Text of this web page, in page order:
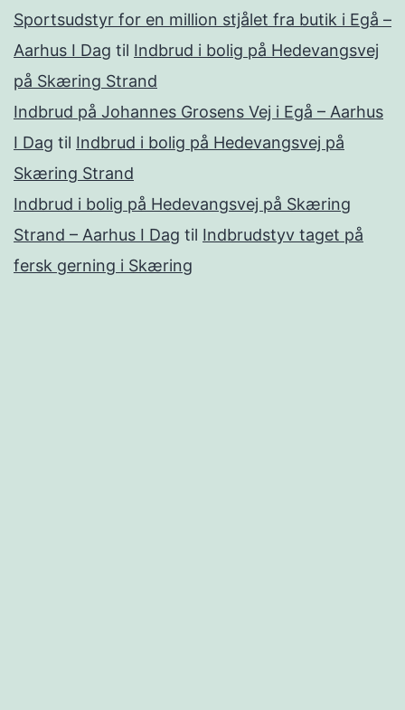
Sportsudstyr for en million stjålet fra butik i Egå –
Aarhus I Dag til Indbrud i bolig på Hedevangsvej
på Skæring Strand
Indbrud på Johannes Grosens Vej i Egå – Aarhus
I Dag til Indbrud i bolig på Hedevangsvej på
Skæring Strand
Indbrud i bolig på Hedevangsvej på Skæring
Strand – Aarhus I Dag til Indbrudstyv taget på
fersk gerning i Skæring